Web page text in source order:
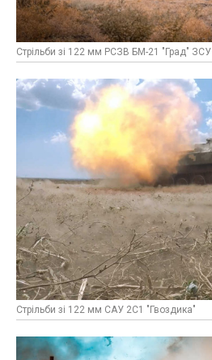
Стрільби зі 122 мм РСЗВ БМ-21 "Град" ЗСУ
Стрільби зі 122 мм САУ 2С1 "Гвоздика"